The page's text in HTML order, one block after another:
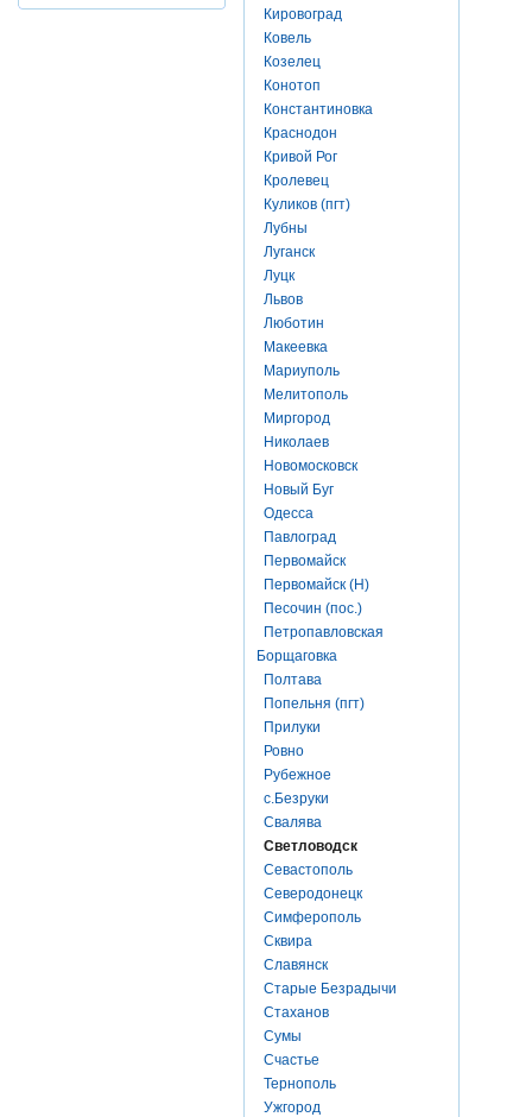
Кировоград
Ковель
Козелец
Конотоп
Константиновка
Краснодон
Кривой Рог
Кролевец
Куликов (пгт)
Лубны
Луганск
Луцк
Львов
Люботин
Макеевка
Мариуполь
Мелитополь
Миргород
Николаев
Новомосковск
Новый Буг
Одесса
Павлоград
Первомайск
Первомайск (Н)
Песочин (пос.)
Петропавловская
Борщаговка
Полтава
Попельня (пгт)
Прилуки
Ровно
Рубежное
с.Безруки
Свалява
Светловодск
Севастополь
Северодонецк
Симферополь
Сквира
Славянск
Старые Безрадычи
Стаханов
Сумы
Счастье
Тернополь
Ужгород